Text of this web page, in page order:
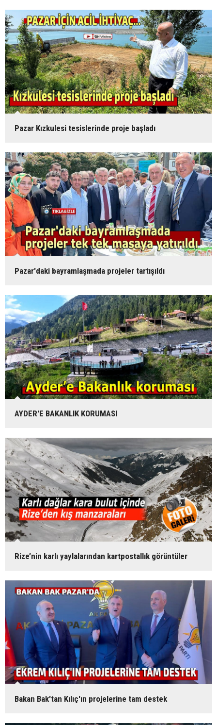
Pazar Kızkulesi tesislerinde proje başladı
Pazar'daki bayramlaşmada projeler tartışıldı
AYDER'E BAKANLIK KORUMASI
Rize’nin karlı yaylalarından kartpostallık görüntüler
Bakan Bak'tan Kılıç'ın projelerine tam destek